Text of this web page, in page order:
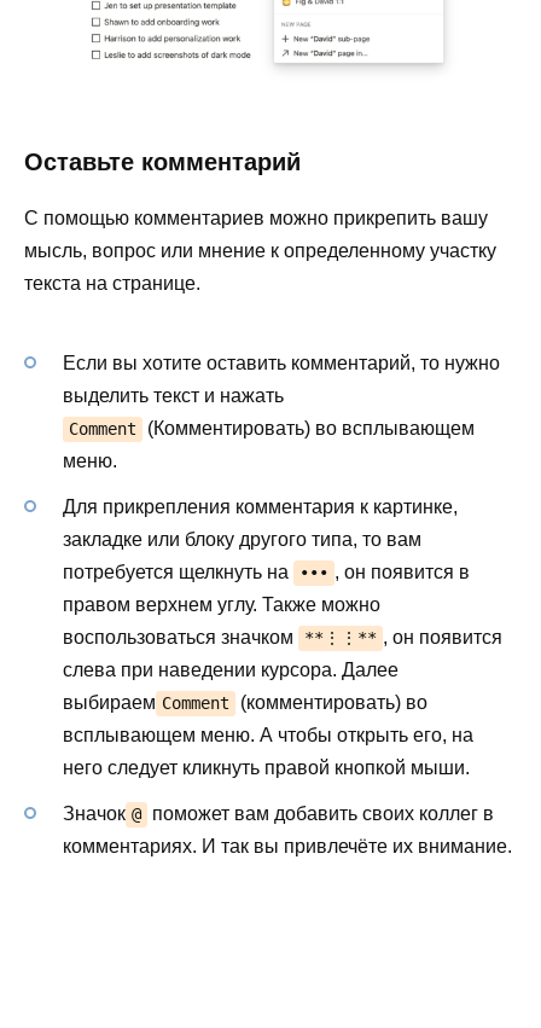
Оставьте комментарий
С помощью комментариев можно прикрепить вашу
мысль, вопрос или мнение к определенному участку
текста на странице.
Если вы хотите оставить комментарий, то нужно
выделить текст и нажать
Comment
(Комментировать) во всплывающем
меню.
Для прикрепления комментария к картинке,
закладке или блоку другого типа, то вам
потребуется щелкнуть на
••• , он появится в
правом верхнем углу. Также можно
воспользоваться значком
**⋮⋮** , он появится
слева при наведении курсора. Далее
выбираем Comment
(комментировать) во
всплывающем меню. А чтобы открыть его, на
него следует кликнуть правой кнопкой мыши.
Значок @
поможет вам добавить своих коллег в
комментариях. И так вы привлечёте их внимание.